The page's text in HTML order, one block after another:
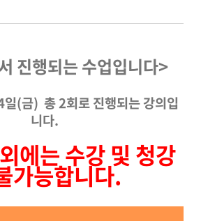
진행되는 수업입니다>
(금) 총 2회로 진행되는 강의입
니다.
에는 수강 및 청강
가능합니다.